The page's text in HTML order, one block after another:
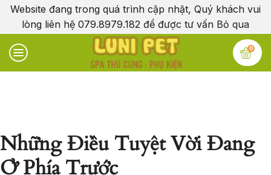
Website đang trong quá trình cập nhật, Quý khách vui
lòng liên hệ 079.8979.182 để được tư vấn Bỏ qua
0
Những Điều Tuyệt Vời Đang
Ở Phía Trước